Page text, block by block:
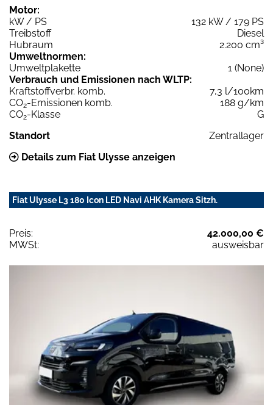
Motor:
kW / PS
132 kW / 179 PS
Treibstoff
Diesel
Hubraum
2.200 cm³
Umweltnormen:
Umweltplakette
1 (None)
Verbrauch und Emissionen nach WLTP:
Kraftstoffverbr. komb.
7,3 l/100km
CO2-Emissionen komb.
188 g/km
CO2-Klasse
G
Standort
Zentrallager
Details zum Fiat Ulysse anzeigen
Fiat Ulysse L3 180 Icon LED Navi AHK Kamera Sitzh.
Preis:
42.000,00 €
MWSt:
ausweisbar